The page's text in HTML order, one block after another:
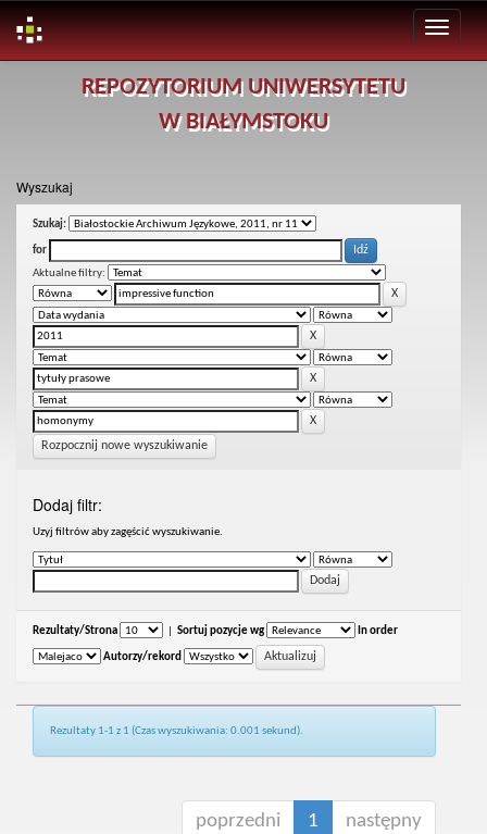
REPOZYTORIUM UNIWERSYTETU
W BIAŁYMSTOKU
Wyszukaj
Szukaj:
for
Aktualne filtry:
Rozpocznij nowe wyszukiwanie
Dodaj filtr:
Uzyj filtrów aby zagęścić wyszukiwanie.
Rezultaty/Strona Sortuj pozycje wg In order
Autorzy/rekord
Rezultaty 1-1 z 1 (Czas wyszukiwania: 0.001 sekund).
poprzedni 1 następny